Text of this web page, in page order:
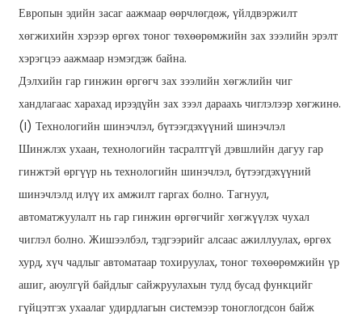
Европын эдийн засаг аажмаар өөрчлөгдөж, үйлдвэржилт
хөгжихийн хэрээр өргөх тоног төхөөрөмжийн зах зээлийн эрэлт
хэрэгцээ аажмаар нэмэгдэж байна.
Дэлхийн гар гинжин өргөгч зах зээлийн хөгжлийн чиг
хандлагаас харахад ирээдүйн зах зээл дараахь чиглэлээр хөгжинө.
(I) Технологийн шинэчлэл, бүтээгдэхүүний шинэчлэл
Шинжлэх ухаан, технологийн тасралтгүй дэвшлийн дагуу гар
гинжтэй өргүүр нь технологийн шинэчлэл, бүтээгдэхүүний
шинэчлэлд илүү их амжилт гаргах болно. Тагнуул,
автоматжуулалт нь гар гинжин өргөгчийг хөгжүүлэх чухал
чиглэл болно. Жишээлбэл, тэдгээрийг алсаас ажиллуулах, өргөх
хурд, хүч чадлыг автоматаар тохируулах, тоног төхөөрөмжийн үр
ашиг, аюулгүй байдлыг сайжруулахын тулд бусад функцийг
гүйцэтгэх ухаалаг удирдлагын системээр тоноглогдсон байж